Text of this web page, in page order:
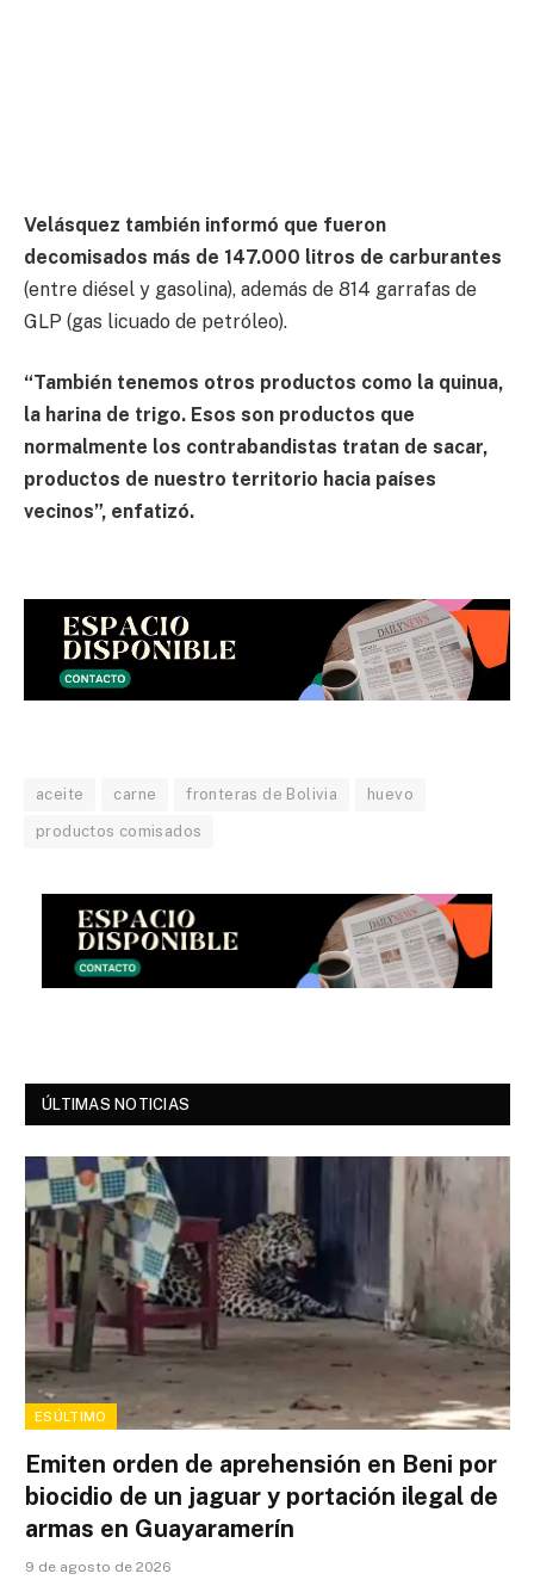
Velásquez también informó que fueron
decomisados más de 147.000 litros de carburantes
(entre diésel y gasolina), además de 814 garrafas de
GLP (gas licuado de petróleo).
“También tenemos otros productos como la quinua,
la harina de trigo. Esos son productos que
normalmente los contrabandistas tratan de sacar,
productos de nuestro territorio hacia países
vecinos”, enfatizó.
aceite carne fronteras de Bolivia huevo
productos comisados
ÚLTIMAS NOTICIAS
ESÚLTIMO
Emiten orden de aprehensión en Beni por
biocidio de un jaguar y portación ilegal de
armas en Guayaramerín
9 de agosto de 2026